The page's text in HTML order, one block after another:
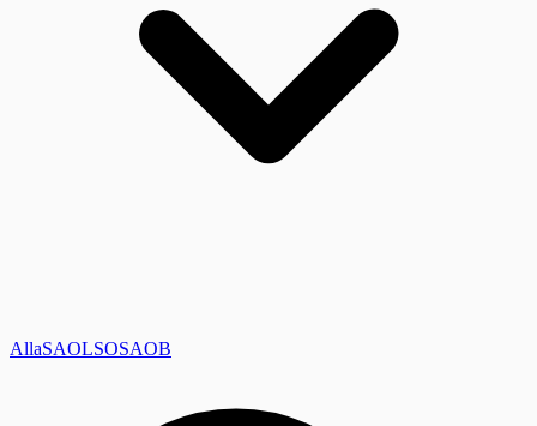
AllaSAOLSOSAOB